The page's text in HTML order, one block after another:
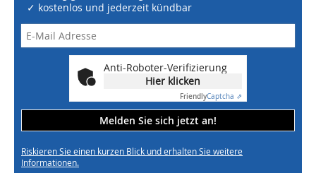
✓ kostenlos und jederzeit kündbar
Anti-Roboter-Verifizierung
Hier klicken
FriendlyCaptcha ⇗
Melden Sie sich jetzt an!
Riskieren Sie einen kurzen Blick und erhalten Sie weitere
Informationen.